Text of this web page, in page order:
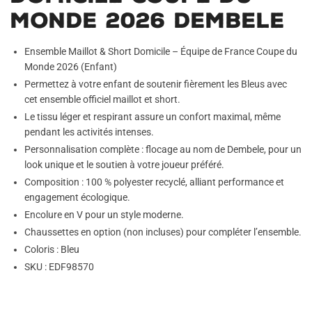
Monde 2026 Dembele
Ensemble Maillot & Short Domicile – Équipe de France Coupe du
Monde 2026 (Enfant)
Permettez à votre enfant de soutenir fièrement les Bleus avec
cet ensemble officiel maillot et short.
Le tissu léger et respirant assure un confort maximal, même
pendant les activités intenses.
Personnalisation complète : flocage au nom de Dembele, pour un
look unique et le soutien à votre joueur préféré.
Composition : 100 % polyester recyclé, alliant performance et
engagement écologique.
Encolure en V pour un style moderne.
Chaussettes en option (non incluses) pour compléter l’ensemble.
Coloris : Bleu
SKU : EDF98570